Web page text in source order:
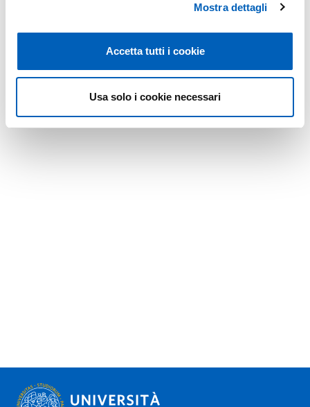
Mostra dettagli
Accetta tutti i cookie
Usa solo i cookie necessari